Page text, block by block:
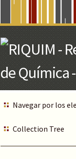
Navegar por los
Collection Tree